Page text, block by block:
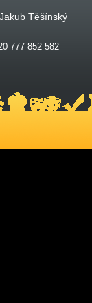
Těšínský
777 852 582